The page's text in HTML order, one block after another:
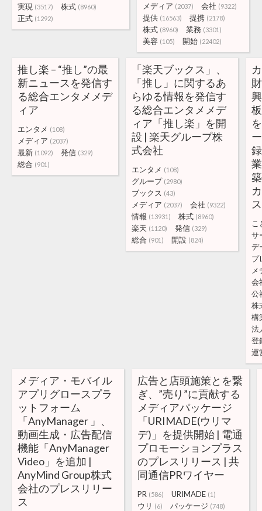
実現 (3517) 株式 (8960)
正式 (1292)
メディア (2037) 会社 (9322)
提供 (16563) 提携 (2178)
株式 (8960) 業務 (3301)
美容 (105) 開始 (22402)
推し楽 – “推し”の最
新ニュースを発信す
る総合エンタメメデ
ィア
エンタメ (108)
メディア (2037)
最新 (1092) 発信 (329)
総合 (901)
「楽天ブックス」、
「推し」に関するあ
らゆる情報を発信す
る総合エンタメメデ
ィア「推し楽」を開
設 | 楽天グループ株
式会社
エンタメ (108)
グループ (2980)
ブックス (43)
メディア (2037) 会社 (9322)
情報 (13931) 株式 (8960)
楽天 (1120) 発信 (329)
総合 (901) 開設 (824)
こ
サ
デ
プ
メ
会
公
株
構
法
登
運
メディア・モバイル
アプリグロースプラ
ットフォーム
「AnyManager 」、
動画生成・広告配信
機能「AnyManager
Video」を追加 |
AnyMind Group株式
会社のプレスリリー
ス
広告と店頭施策とを繋
ぎ、”売り”に貢献する
メディアパッケージ
「URIMADE(ウリマ
デ)」を提供開始 | 電通
プロモーションプラス
のプレスリリース | 共
同通信PRワイヤー
PR (586) URIMADE (1)
ウリ (6) パッケージ (748)